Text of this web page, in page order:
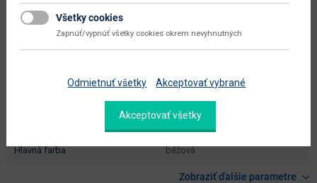
hĺbka plochy na spanie (cm)
cm)
v demonte
vyžaduje zručnosť
hlavná farba béžová
Zobraziť ďalšie parametre
Všetky cookies
Zapnúť/vypnúť všetky cookies okrem nevyhnutných
Odmietnuť všetky Akceptovať vybrané
Akceptovať všetky